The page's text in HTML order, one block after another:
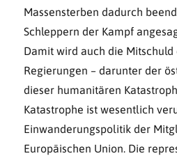
Massensterben dadurch
Schleppern der Kampf
Damit wird auch die
Regierungen – darunter der
dieser humanitären
Ka­tastrophe ist wesentlich
Einwanderungspolitik der
Europäischen Union. Die